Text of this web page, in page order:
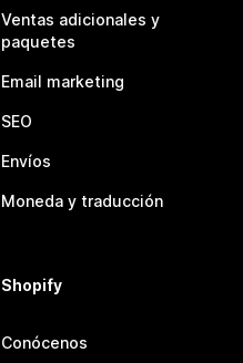
Ventas adicionales y
paquetes
Email marketing
SEO
Envíos
Moneda y traducción
Shopify
Conócenos